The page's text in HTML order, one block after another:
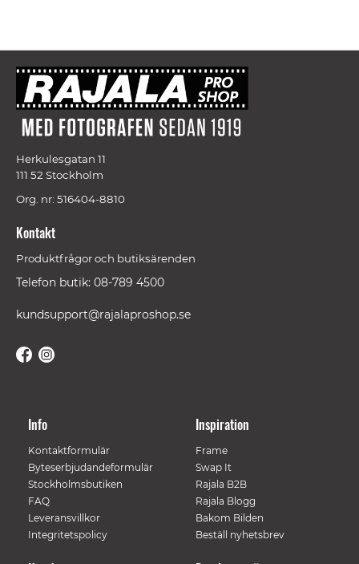
Herkulesgatan 11
111 52 Stockholm
Org. nr: 516404-8810
Kontakt
Produktfrågor och butiksärenden
Telefon butik: 08-789 4500
kundsupport@rajalaproshop.se
Info
Kontaktformulär
Byteserbjudandeformulär
Stockholmsbutiken
FAQ
Leveransvillkor
Integritetspolicy
Inspiration
Frame
Swap It
Rajala B2B
Rajala Blogg
Bakom Bilden
Beställ nyhetsbrev